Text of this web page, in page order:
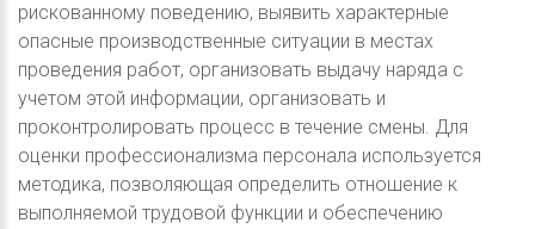
рискованному поведению, выявить характерные
опасные производственные ситуации в местах
проведения работ, организовать выдачу наряда с
учетом этой информации, организовать и
проконтролировать процесс в течение смены. Для
оценки профессионализма персонала используется
методика, позволяющая определить отношение к
выполняемой трудовой функции и обеспечению